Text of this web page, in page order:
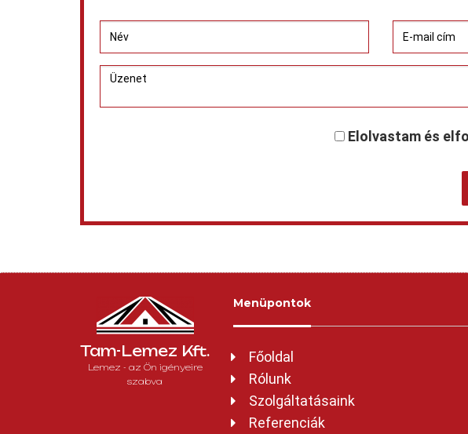
Elolvastam és
Tam-Lemez Kft.
Lemez - az Ön igényeire
szabva
Menüpontok
Főoldal
Rólunk
Szolgáltatásaink
Referenciák